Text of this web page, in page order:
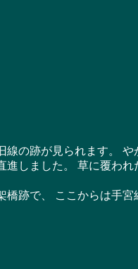
の跡が見られます。
しました。 草に覆わ
跡で、 ここからは手宮